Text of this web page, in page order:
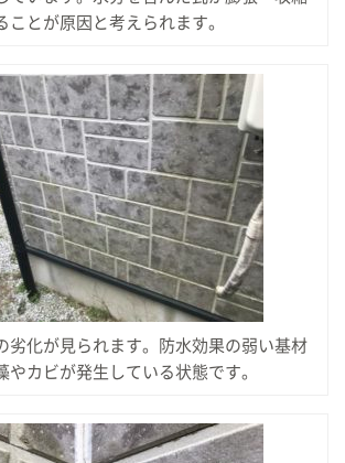
ことが原因と考えられます。
劣化が見られます。防水効果の弱い基材
やカビが発生している状態です。